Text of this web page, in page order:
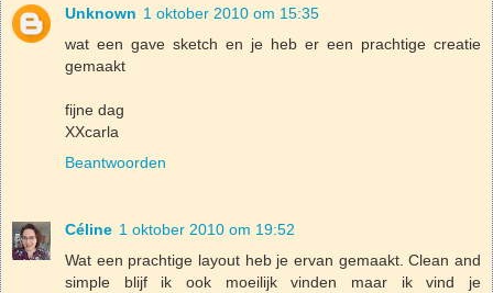
Unknown 1 oktober 2010 om 15:35
wat een gave sketch en je heb er een prachtige creatie
gemaakt
fijne dag
XXcarla
Beantwoorden
Céline 1 oktober 2010 om 19:52
Wat een prachtige layout heb je ervan gemaakt. Clean and
simple blijf ik ook moeilijk vinden maar ik vind je